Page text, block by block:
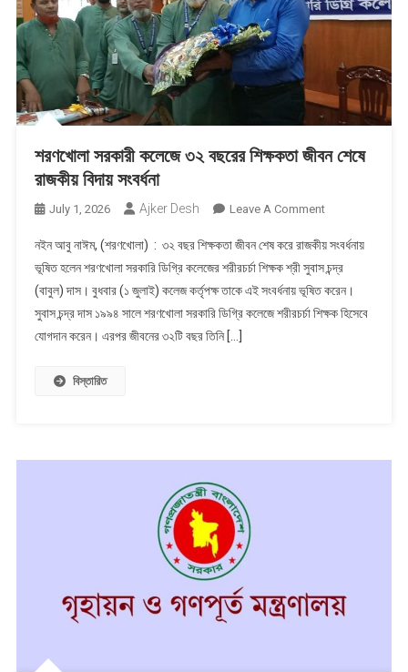
শরণখোলা সরকারী কলেজে ৩২ বছরের শিক্ষকতা জীবন শেষে
রাজকীয় বিদায় সংবর্ধনা
July 1, 2026 Ajker Desh Leave A CommentOn
সরকারী
কলেজে
৩২
বছরের
নইন আবু নাঈম, (শরণখোলা) : ৩২ বছর শিক্ষকতা জীবন শেষ করে রাজকীয় সংবর্ধনায়
ভূষিত হলেন শরণখোলা সরকারি ডিগ্রি কলেজের শরীরচর্চা শিক্ষক শ্রী সুবাস চন্দ্র
(বাবুল) দাস। বুধবার (১ জুলাই) কলেজ কর্তৃপক্ষ তাকে এই সংবর্ধনায় ভূষিত করেন।
সুবাস চন্দ্র দাস ১৯৯৪ সালে শরণখোলা সরকারি ডিগ্রি কলেজে শরীরচর্চা শিক্ষক হিসেবে
যোগদান করেন। এরপর জীবনের ৩২টি বছর তিনি […]
বিস্তারিত